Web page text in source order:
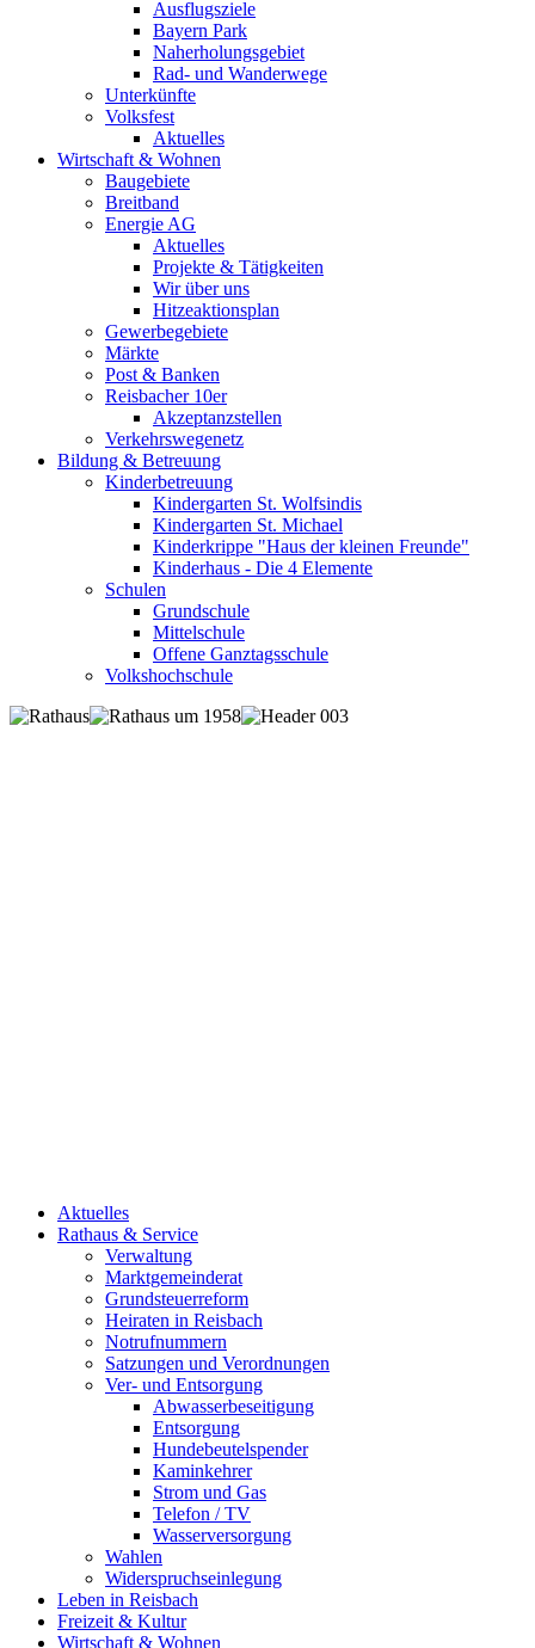
Ausflugsziele
Bayern Park
Naherholungsgebiet
Rad- und Wanderwege
Unterkünfte
Volksfest
Aktuelles
Wirtschaft & Wohnen
Baugebiete
Breitband
Energie AG
Aktuelles
Projekte & Tätigkeiten
Wir über uns
Hitzeaktionsplan
Gewerbegebiete
Märkte
Post & Banken
Reisbacher 10er
Akzeptanzstellen
Verkehrswegenetz
Bildung & Betreuung
Kinderbetreuung
Kindergarten St. Wolfsindis
Kindergarten St. Michael
Kinderkrippe "Haus der kleinen Freunde"
Kinderhaus - Die 4 Elemente
Schulen
Grundschule
Mittelschule
Offene Ganztagsschule
Volkshochschule
Aktuelles
Rathaus & Service
Verwaltung
Marktgemeinderat
Grundsteuerreform
Heiraten in Reisbach
Notrufnummern
Satzungen und Verordnungen
Ver- und Entsorgung
Abwasserbeseitigung
Entsorgung
Hundebeutelspender
Kaminkehrer
Strom und Gas
Telefon / TV
Wasserversorgung
Wahlen
Widerspruchseinlegung
Leben in Reisbach
Freizeit & Kultur
Wirtschaft & Wohnen